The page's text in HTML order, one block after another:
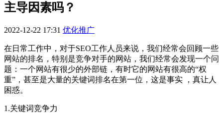
主导因素吗？
2022-12-22 17:31 优化推广
在日常工作中，对于SEO工作人员来说，我们经常会回顾一些
网站的排名，特别是竞争对手的网站，我们经常会发现一个问
题：一个网站有很少的外部链，有时它的网站有很高的“权
重”，甚至是大量的关键词排名在第一位，这是事实 ，真让人
困惑。
1.关键词竞争力